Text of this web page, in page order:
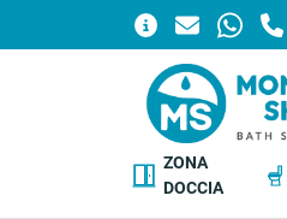
ZONA
DOCCIA